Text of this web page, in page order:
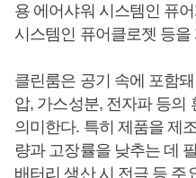
용 에어샤워 시스템인 퓨
시스템인 퓨어클로젯 등
클린룸은 공기 속에 포함
압, 가스성분, 전자파 등의
의미한다. 특히 제품을 제
량과 고장률을 낮추는 데
배터리 생산 시 전극 등 주